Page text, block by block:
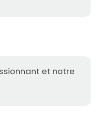
et notre